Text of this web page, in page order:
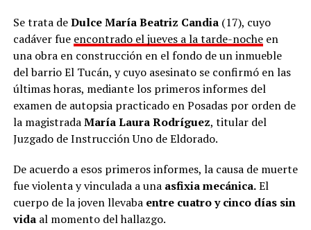
Se trata deDulce María Beatriz Candia(17), cuyo
cadáver fue encontrado el jueves a la tarde-nocheen
una obra en construcción en el fondo de un inmueble
del barrio El Tucán, y cuyo asesinato se confirmó en las
últimas horas, mediante los primeros informes del
examen de autopsia practicado en Posadas por orden de
la magistradaMaría Laura Rodríguez, titular del
Juzgado de Instrucción Uno de Eldorado.
De acuerdo a esos primeros informes, la causa de muerte
fue violenta y vinculada a una asfixia mecánica.El
cuerpo de la joven llevaba entre cuatro y cinco días sin
vidaal momento del hallazgo.